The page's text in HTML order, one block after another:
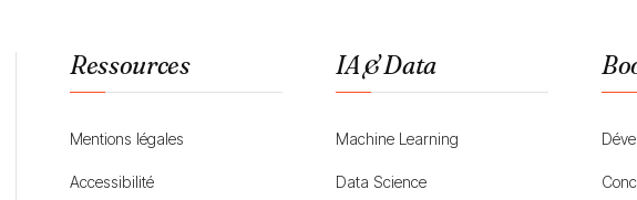
Ressources
Mentions légales
Accessibilité
IA & Data
Machine Learning
Data Science